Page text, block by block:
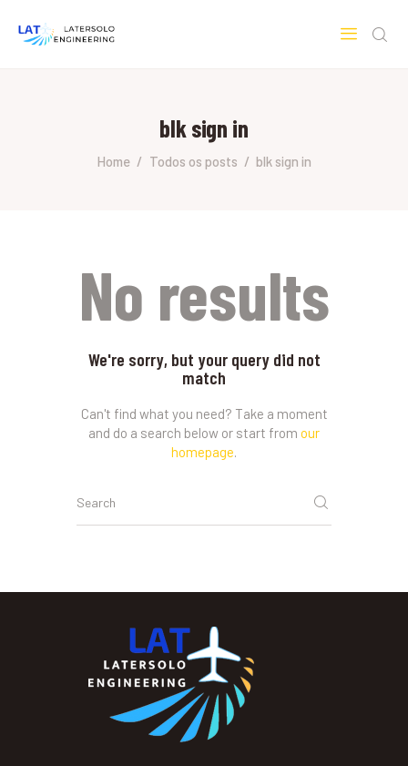
blk sign in
Home Todos os posts blk sign in
SOBRE A LATERSOLO
No results
We're sorry, but your query did not
match
Can't find what you need? Take a moment
and do a search below or start from our
homepage.